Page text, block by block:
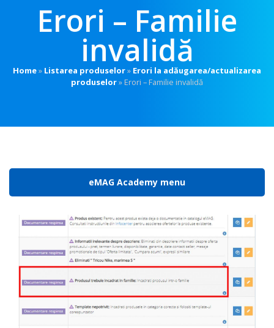
Erori – Familie
invalidă
Home» Listarea produselor» Erori la adăugarea/actualizarea
produselor»Erori – Familie invalidă
eMAG Academy menu